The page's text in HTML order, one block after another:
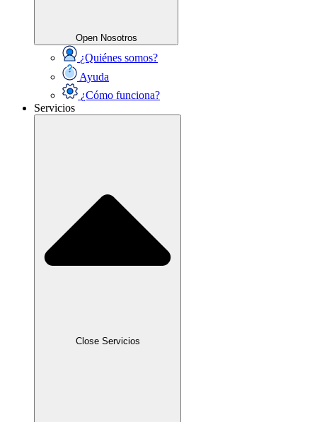
Open Nosotros
¿Quiénes somos?
Ayuda
¿Cómo funciona?
Servicios
Close Servicios